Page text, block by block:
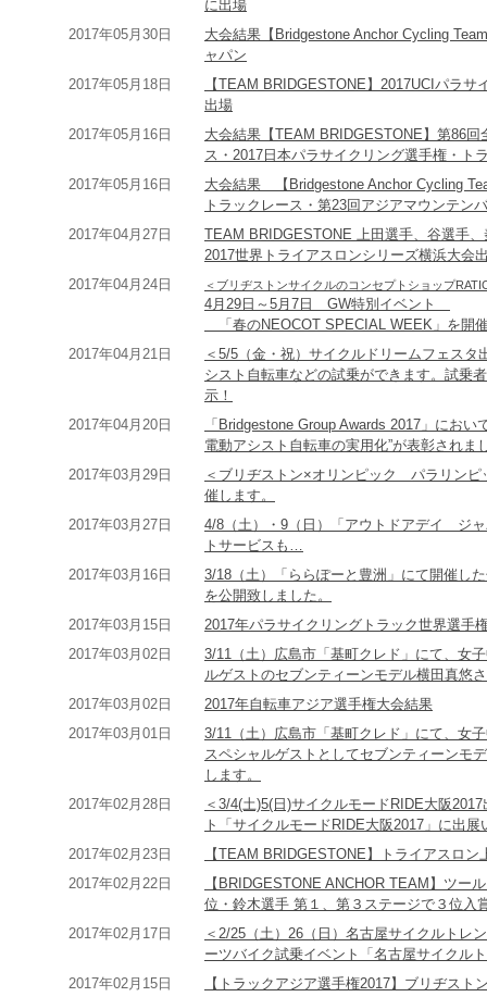
に出場
2017年05月30日
大会結果【Bridgestone Anchor Cycling
ャパン
2017年05月18日
【TEAM BRIDGESTONE】2017UCIパラ
出場
2017年05月16日
大会結果【TEAM BRIDGESTONE】第86
ス・2017日本パラサイクリング選手権・ト
2017年05月16日
大会結果 【Bridgestone Anchor Cycling
トラックレース・第23回アジアマウンテン
2017年04月27日
TEAM BRIDGESTONE 上田選手、谷選手
2017世界トライアスロンシリーズ横浜大会
2017年04月24日
＜ブリヂストンサイクルのコンセプトショップ
4月29日～5月7日 GW特別イベント
「春のNEOCOT SPECIAL WEEK」を開
2017年04月21日
＜5/5（金・祝）サイクルドリームフェス
シスト自転車などの試乗ができます。試乗
示！
2017年04月20日
「Bridgestone Group Awards 2017」にお
電動アシスト自転車の実用化”が表彰されま
2017年03月29日
＜ブリヂストン×オリンピック パラリンピ
催します。
2017年03月27日
4/8（土）・9（日）「アウトドアデイ ジ
トサービスも…
2017年03月16日
3/18（土）「ららぽーと豊洲」にて開催し
を公開致しました。
2017年03月15日
2017年パラサイクリングトラック世界選手
2017年03月02日
3/11（土）広島市「基町クレド」にて、女
ルゲストのセブンティーンモデル横田真悠
2017年03月02日
2017年自転車アジア選手権大会結果
2017年03月01日
3/11（土）広島市「基町クレド」にて、女
スペシャルゲストとしてセブンティーンモ
します。
2017年02月28日
＜3/4(土)5(日)サイクルモードRIDE大阪
ト「サイクルモードRIDE大阪2017」に出展
2017年02月23日
【TEAM BRIDGESTONE】トライアスロ
2017年02月22日
【BRIDGESTONE ANCHOR TEAM】ツー
位・鈴木選手 第１、第３ステージで３位入
2017年02月17日
＜2/25（土）26（日）名古屋サイクルトレ
ーツバイク試乗イベント「名古屋サイクル
2017年02月15日
【トラックアジア選手権2017】ブリヂスト